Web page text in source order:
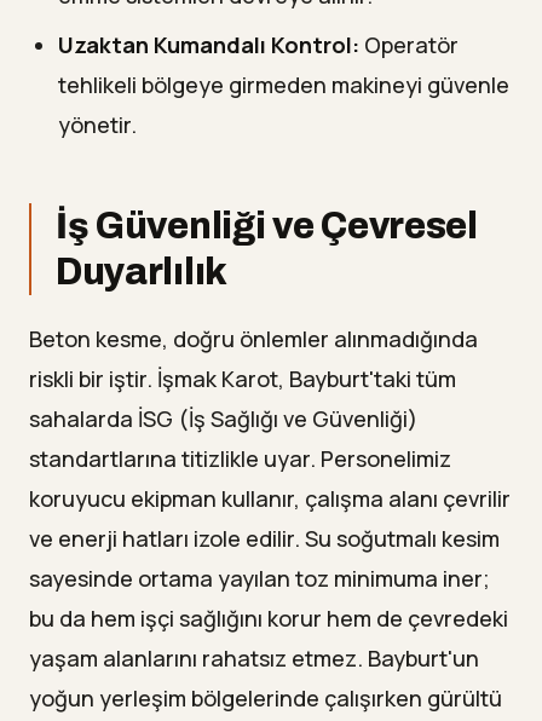
Uzaktan Kumandalı Kontrol: Operatör
tehlikeli bölgeye girmeden makineyi güvenle
yönetir.
İş Güvenliği ve Çevresel
Duyarlılık
Beton kesme, doğru önlemler alınmadığında
riskli bir iştir. İşmak Karot, Bayburt'taki tüm
sahalarda İSG (İş Sağlığı ve Güvenliği)
standartlarına titizlikle uyar. Personelimiz
koruyucu ekipman kullanır, çalışma alanı çevrilir
ve enerji hatları izole edilir. Su soğutmalı kesim
sayesinde ortama yayılan toz minimuma iner;
bu da hem işçi sağlığını korur hem de çevredeki
yaşam alanlarını rahatsız etmez. Bayburt'un
yoğun yerleşim bölgelerinde çalışırken gürültü